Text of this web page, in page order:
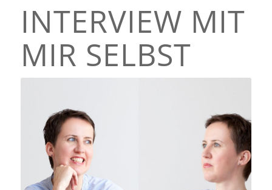
INTERVIEW MIT
MIR SELBST